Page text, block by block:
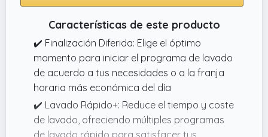
Características de este producto
✔️ Finalización Diferida: Elige el óptimo
momento para iniciar el programa de lavado
de acuerdo a tus necesidades o a la franja
horaria más económica del día
✔️ Lavado Rápido+: Reduce el tiempo y coste
de lavado, ofreciendo múltiples programas
de lavado rápido para satisfacer tus